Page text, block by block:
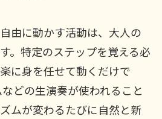
由に動かす活動は、大人の
。特定のステップを覚える必
に身を任せて動くだけで
どの生演奏が使われること
ムが変わるたびに自然と新